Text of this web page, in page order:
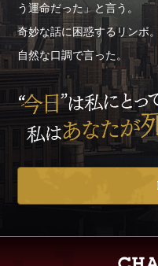
う運命だった」と言う。
奇妙な話に困惑するリンボ
自然な口調で言った。